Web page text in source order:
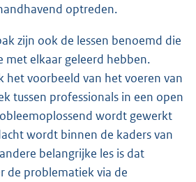
optreden.
zijn ook de lessen benoemd die
met elkaar geleerd hebben.
het voorbeeld van het voeren van
tussen professionals in een open
wordt gewerkt
wordt binnen de kaders van
belangrijke les is dat
de problematiek via de